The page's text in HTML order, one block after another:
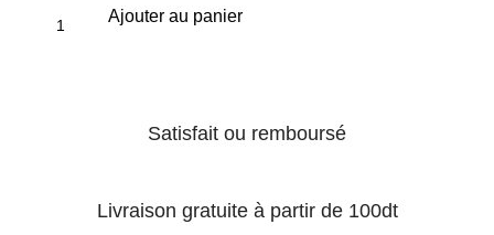
Ajouter au panier
Satisfait ou remboursé
Livraison gratuite à partir de 100dt